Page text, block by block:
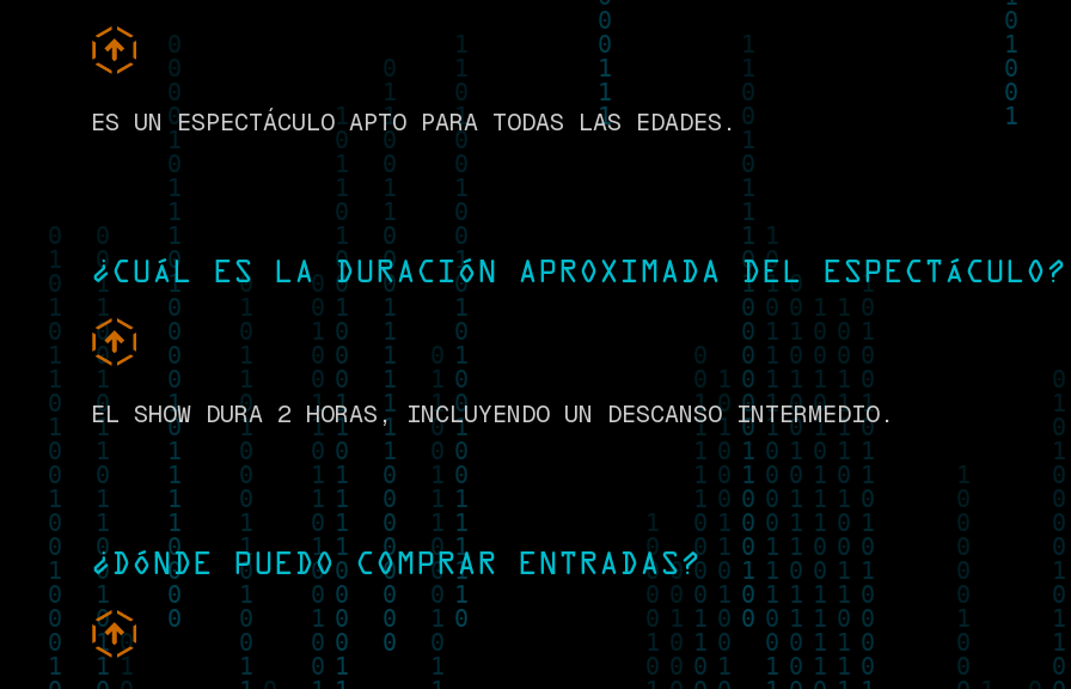
ES UN ESPECTÁCULO APTO PARA TODAS LAS EDADES.
¿CUÁL ES LA DURACIÓN APROXIMADA DEL ESPECTÁCULO?
EL SHOW DURA 2 HORAS, INCLUYENDO UN DESCANSO INTERMEDIO.
¿DÓNDE PUEDO COMPRAR ENTRADAS?